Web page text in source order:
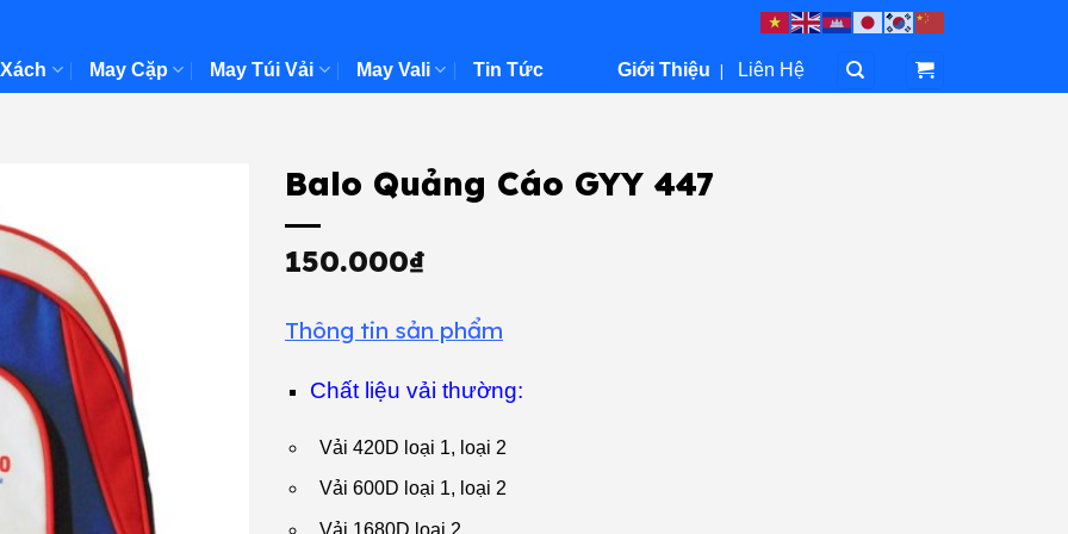
May Cặp May Túi Vải May Vali Tin Tức Giới Thiệu | Liên Hệ
Balo Quảng Cáo GYY 447
150.000₫
Thông tin sản phẩm
Chất liệu vải thường:
Vải 420D loại 1, loại 2
Vải 600D loại 1, loại 2
Vải 1680D loại 2